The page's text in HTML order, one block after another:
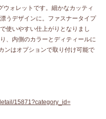
ォレットです。細かなカッティ
うデザインに。ファスナータイプ
使いやすい仕上がりとなりまし
、内側のカラーとディティールに
ンはオプションで取り付け可能で
15871?category_id=